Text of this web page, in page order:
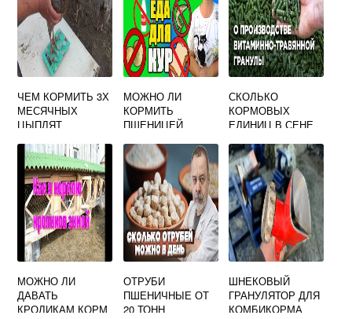
ЧЕМ КОРМИТЬ 3Х
МЕСЯЧНЫХ
ЦЫПЛЯТ
МОЖНО ЛИ
КОРМИТЬ
ПШЕНИЦЕЙ
СКОЛЬКО
КОРМОВЫХ
ЕДИНИЦ В СЕНЕ
МОЖНО ЛИ
ДАВАТЬ
КРОЛИКАМ КОРМ
ОТРУБИ
ПШЕНИЧНЫЕ ОТ
20 ТОНН
ШНЕКОВЫЙ
ГРАНУЛЯТОР ДЛЯ
КОМБИКОРМА